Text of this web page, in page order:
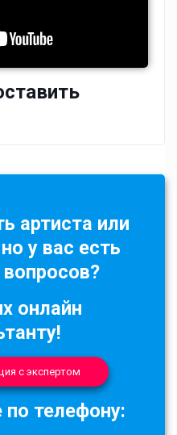
артиста или
у вас есть
онлайн
с экспертом
по телефону: